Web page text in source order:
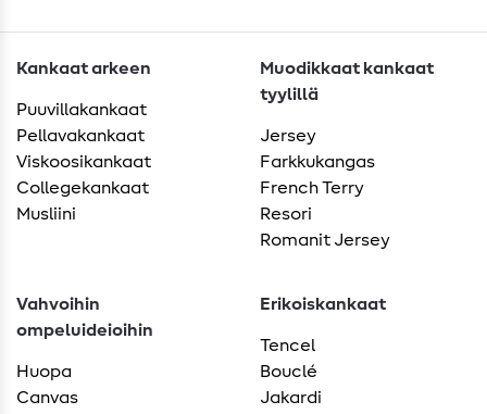
Kankaat arkeen
Puuvillakankaat
Pellavakankaat
Viskoosikankaat
Collegekankaat
Musliini
Muodikkaat kankaat
tyylillä
Jersey
Farkkukangas
French Terry
Resori
Romanit Jersey
Vahvoihin
ompeluideioihin
Huopa
Canvas
Erikoiskankaat
Tencel
Bouclé
Jakardi